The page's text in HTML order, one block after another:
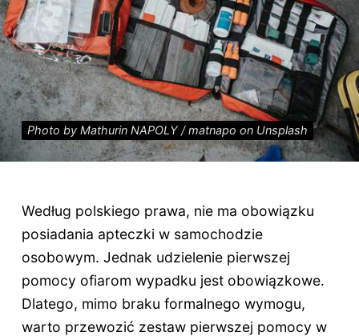
Photo by Mathurin NAPOLY / matnapo on Unsplash
Według polskiego prawa, nie ma obowiązku
posiadania apteczki w samochodzie
osobowym. Jednak udzielenie pierwszej
pomocy ofiarom wypadku jest obowiązkowe.
Dlatego, mimo braku formalnego wymogu,
warto przewozić zestaw pierwszej pomocy w